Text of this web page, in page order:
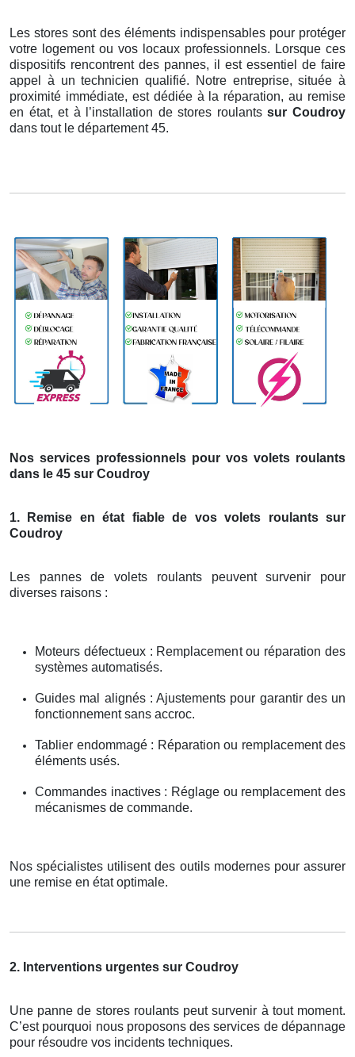
Les stores sont des éléments indispensables pour protéger
votre logement ou vos locaux professionnels. Lorsque ces
dispositifs rencontrent des pannes, il est essentiel de faire
appel à un technicien qualifié. Notre entreprise, située à
proximité immédiate, est dédiée à la réparation, au remise
en état, et à l’installation de stores roulantssur Coudroy
dans tout le département 45.
Nos services professionnels pour vos volets roulants
dans le 45 sur Coudroy
1. Remise en état fiable de vos volets roulants sur
Coudroy
Les pannes de volets roulants peuvent survenir pour
diverses raisons :
Moteurs défectueux : Remplacement ou réparation des
systèmes automatisés.
Guides mal alignés : Ajustements pour garantir des un
fonctionnement sans accroc.
Tablier endommagé : Réparation ou remplacement des
éléments usés.
Commandes inactives : Réglage ou remplacement des
mécanismes de commande.
Nos spécialistes utilisent des outils modernes pour assurer
une remise en état optimale.
2. Interventions urgentes sur Coudroy
Une panne de stores roulants peut survenir à tout moment.
C’est pourquoi nous proposons des services de dépannage
pour résoudre vos incidents techniques.